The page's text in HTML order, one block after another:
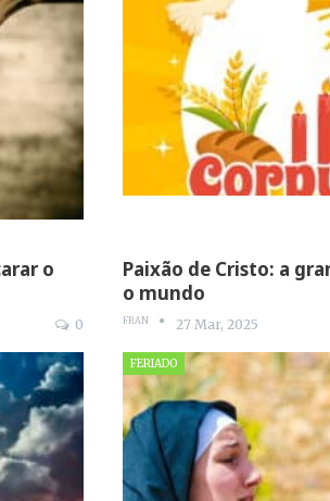
o
0
Paixão de Cristo: a
o mundo
FRAN 27 Mar, 2025
FERIADO